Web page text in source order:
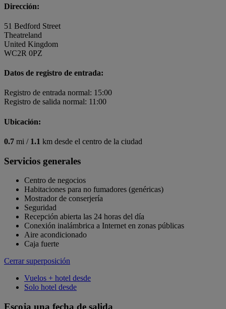
Dirección:
51 Bedford Street
Theatreland
United Kingdom
WC2R 0PZ
Datos de registro de entrada:
Registro de entrada normal: 15:00
Registro de salida normal: 11:00
Ubicación:
0.7 mi / 1.1 km desde el centro de la ciudad
Servicios generales
Centro de negocios
Habitaciones para no fumadores (genéricas)
Mostrador de conserjería
Seguridad
Recepción abierta las 24 horas del día
Conexión inalámbrica a Internet en zonas públicas
Aire acondicionado
Caja fuerte
Cerrar superposición
Vuelos + hotel desde
Solo hotel desde
Escoja una fecha de salida